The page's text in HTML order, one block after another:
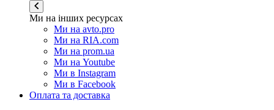
Ми на інших ресурсах
Ми на avto.pro
Ми на RIA.com
Ми на prom.ua
Ми на Youtube
Ми в Instagram
Ми в Facebook
Оплата та доставка